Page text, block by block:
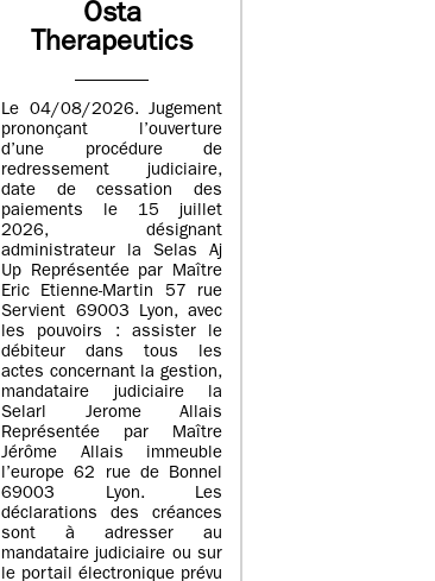
Osta
Therapeutics
Le 04/08/2026. Jugement
prononçant l’ouverture
d’une procédure de
redressement judiciaire,
date de cessation des
paiements le 15 juillet
2026, désignant
administrateur la Selas Aj
Up Représentée par Maître
Eric Etienne-Martin 57 rue
Servient 69003 Lyon, avec
les pouvoirs : assister le
débiteur dans tous les
actes concernant la gestion,
mandataire judiciaire la
Selarl Jerome Allais
Représentée par Maître
Jérôme Allais immeuble
l’europe 62 rue de Bonnel
69003 Lyon. Les
déclarations des créances
sont à adresser au
mandataire judiciaire ou sur
le portail électronique prévu